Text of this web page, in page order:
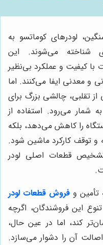
لودرهای کوماتسو به
شناخته می‌شوند. این
با کیفیت و عملکرد بی‌نظیر
و معدنی ایفا می‌کنند. اما
تقلبی، چالشی بزرگ برای
شمار می‌رود. استفاده از
را کاهش می‌دهد، بلکه
و توقف کارکرد ماشین شود.
قطعات اصلی لودر
تأمین و فروش قطعات لودر
این فروشندگان، اگرچه
کند، اما در عین حال،
آن را دشوار می‌سازد.